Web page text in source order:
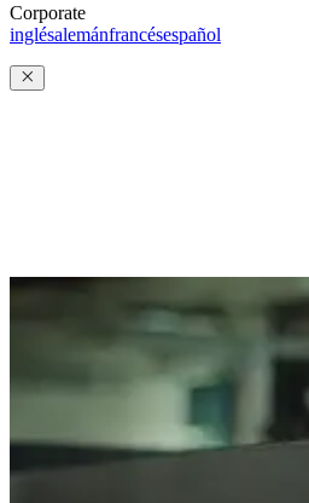
Corporate
inglésalemánfrancésespañol